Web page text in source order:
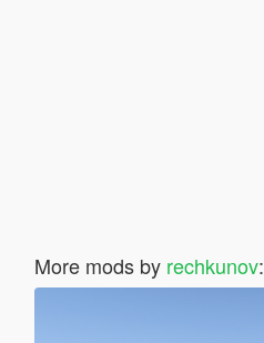
More mods by rechkunov: